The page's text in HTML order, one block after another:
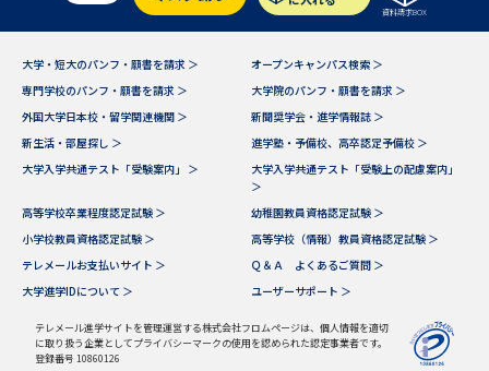
資料請求BOX
大学・短大のパンフ・願書を請求 ＞
オープンキャンパス検索 ＞
専門学校のパンフ・願書を請求 ＞
大学院のパンフ・願書を請求 ＞
外国大学日本校・留学関連機関 ＞
新聞奨学会・進学情報誌 ＞
新生活・部屋探し ＞
進学塾・予備校、高卒認定予備校 ＞
大学入学共通テスト「受験案内」 ＞
大学入学共通テスト「受験上の配慮案内」
＞
高等学校卒業程度認定試験 ＞
幼稚園教員資格認定試験 ＞
小学校教員資格認定試験 ＞
高等学校（情報）教員資格認定試験 ＞
テレメールお支払いサイト ＞
Ｑ＆Ａ よくあるご質問 ＞
大学進学IDについて ＞
ユーザーサポート ＞
テレメール進学サイトを管理運営する株式会社フロムページは、個人情報を適切
に取り扱う企業としてプライバシーマークの使用を認められた認定事業者です。
登録番号 10860126